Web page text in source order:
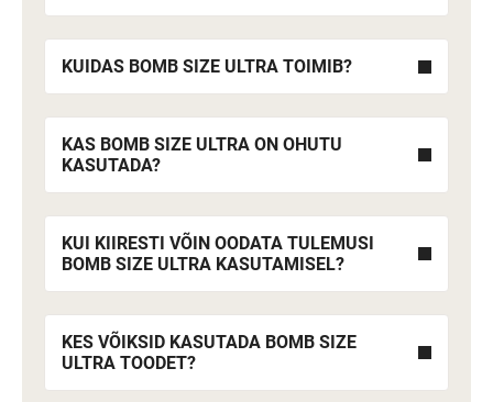
KUIDAS BOMB SIZE ULTRA TOIMIB?
KAS BOMB SIZE ULTRA ON OHUTU
KASUTADA?
KUI KIIRESTI VÕIN OODATA TULEMUSI
BOMB SIZE ULTRA KASUTAMISEL?
KES VÕIKSID KASUTADA BOMB SIZE
ULTRA TOODET?